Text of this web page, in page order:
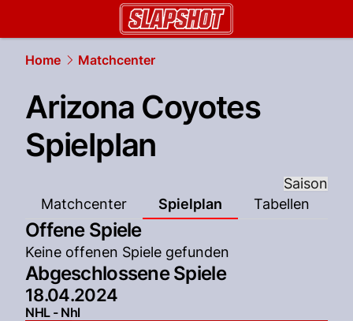
Home Matchcenter
Arizona Coyotes
Spielplan
Saison
Matchcenter
Spielplan Tabellen
Offene Spiele
Keine offenen Spiele gefunden
Abgeschlossene Spiele
18.04.2024
NHL - Nhl